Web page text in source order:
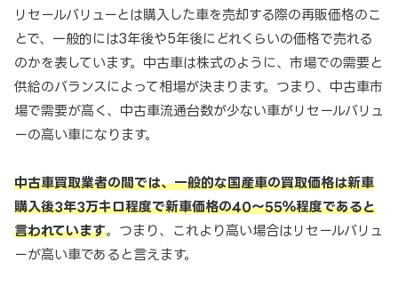
リセールバリューとは購入した車を売却する際の再販価格のこ
とで、一般的には3年後や5年後にどれくらいの価格で売れる
のかを表しています。中古車は株式のように、市場での需要と
供給のバランスによって相場が決まります。つまり、中古車市
場で需要が高く、中古車流通台数が少ない車がリセールバリュ
ーの高い車になります。
中古車買取業者の間では、一般的な国産車の買取価格は新車
購入後3年3万キロ程度で新車価格の40～55％程度であると
言われています。つまり、これより高い場合はリセールバリュ
ーが高い車であると言えます。